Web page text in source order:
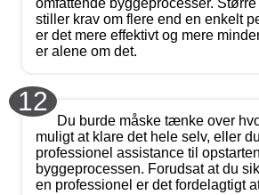
stiller krav om flere end en enkelt
er det mere effektivt og mere
er alene om det.
12
Du burde måske tænke over
muligt at klare det hele selv, eller
professionel assistance til
byggeprocessen. Forudsat at du
en professionel er det fordelagtigt